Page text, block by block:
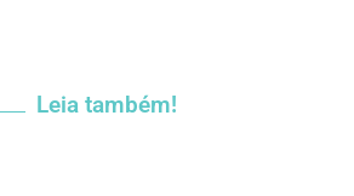
Leia também!